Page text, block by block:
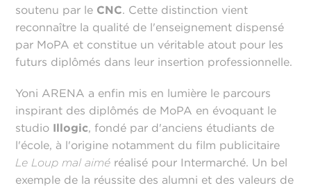
soutenu par le CNC. Cette distinction vient
reconnaître la qualité de l'enseignement dispensé
par MoPA et constitue un véritable atout pour les
futurs diplômés dans leur insertion professionnelle.
Yoni ARENA a enfin mis en lumière le parcours
inspirant des diplômés de MoPA en évoquant le
studio Illogic, fondé par d'anciens étudiants de
l'école, à l'origine notamment du film publicitaire
Le Loup mal aimé réalisé pour Intermarché. Un bel
exemple de la réussite des alumni et des valeurs de